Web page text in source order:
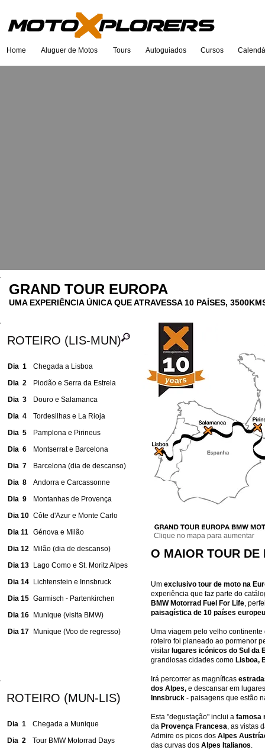
Home Aluguer de Motos Tours Autoguiados Cursos
GRAND TOUR EUROPA
UMA EXPERIÊNCIA ÚNICA QUE ATRAVESSA 10 PAÍSES,
ROTEIRO (LIS-MUN)
Dia 1
Dia 2
Dia 3
Dia 4
Dia 5
Dia 6
Dia 7
Dia 8
Dia 9
Dia 10
Dia 11
Dia 12
Dia 13
Dia 14
Dia 15
Dia 16
Dia 17
Chegada a Lisboa
Piodão e Serra da Estrela
Douro e Salamanca
Tordesilhas e La Rioja
Pamplona e Pirineus
Montserrat e Barcelona
Barcelona (dia de descanso)
Andorra e Carcassonne
Montanhas de Provença
Côte d'Azur e Monte Carlo
Génova e Milão
Milão (dia de descanso)
Lago Como e St. Moritz Alpes
Lichtenstein e Innsbruck
Garmisch - Partenkirchen
Munique (visita BMW)
Munique (Voo de regresso)
ROTEIRO (MUN-LIS)
Dia 1
Dia 2
Chegada a Munique
Tour BMW Motorrad Days
Clique no mapa para aumentar
O MAIOR TOUR DE
Um exclusivo tour de moto na
experiência que faz parte do
BMW Motorrad Fuel For Life,
paisagística de 10 países
Uma viagem pelo velho
roteiro foi planeado ao pormenor
visitar lugares icónicos do Sul da
grandiosas cidades como Lisboa,
Irá percorrer as magníficas
dos Alpes, e descansar em
Innsbruck - paisagens que estão
Esta "degustação" inclui a famosa
da Provença Francesa, as vistas
Admire os picos dos Alpes
das curvas dos Alpes Italianos.